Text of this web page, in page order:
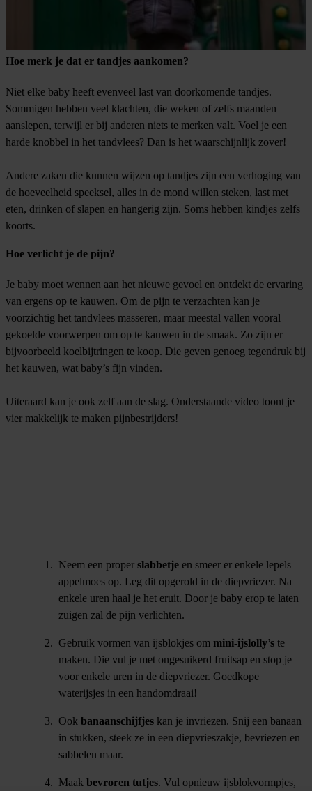
Hoe merk je dat er tandjes aankomen?
Niet elke baby heeft evenveel last van doorkomende tandjes.
Sommigen hebben veel klachten, die weken of zelfs maanden
aanslepen, terwijl er bij anderen niets te merken valt. Voel je een
harde knobbel in het tandvlees? Dan is het waarschijnlijk zover!
Andere zaken die kunnen wijzen op tandjes zijn een verhoging van
de hoeveelheid speeksel, alles in de mond willen steken, last met
eten, drinken of slapen en hangerig zijn. Soms hebben kindjes zelfs
koorts.
Hoe verlicht je de pijn?
Je baby moet wennen aan het nieuwe gevoel en ontdekt de ervaring
van ergens op te kauwen. Om de pijn te verzachten kan je
voorzichtig het tandvlees masseren, maar meestal vallen vooral
gekoelde voorwerpen om op te kauwen in de smaak. Zo zijn er
bijvoorbeeld koelbijtringen te koop. Die geven genoeg tegendruk bij
het kauwen, wat baby’s fijn vinden.
Uiteraard kan je ook zelf aan de slag. Onderstaande video toont je
vier makkelijk te maken pijnbestrijders!
Neem een proper slabbetje en smeer er enkele lepels
appelmoes op. Leg dit opgerold in de diepvriezer. Na
enkele uren haal je het eruit. Door je baby erop te laten
zuigen zal de pijn verlichten.
Gebruik vormen van ijsblokjes om mini-ijslolly’s te
maken. Die vul je met ongesuikerd fruitsap en stop je
voor enkele uren in de diepvriezer. Goedkope
waterijsjes in een handomdraai!
Ook banaanschijfjes kan je invriezen. Snij een banaan
in stukken, steek ze in een diepvrieszakje, bevriezen en
sabbelen maar.
Maak bevroren tutjes. Vul opnieuw ijsblokvormpjes,